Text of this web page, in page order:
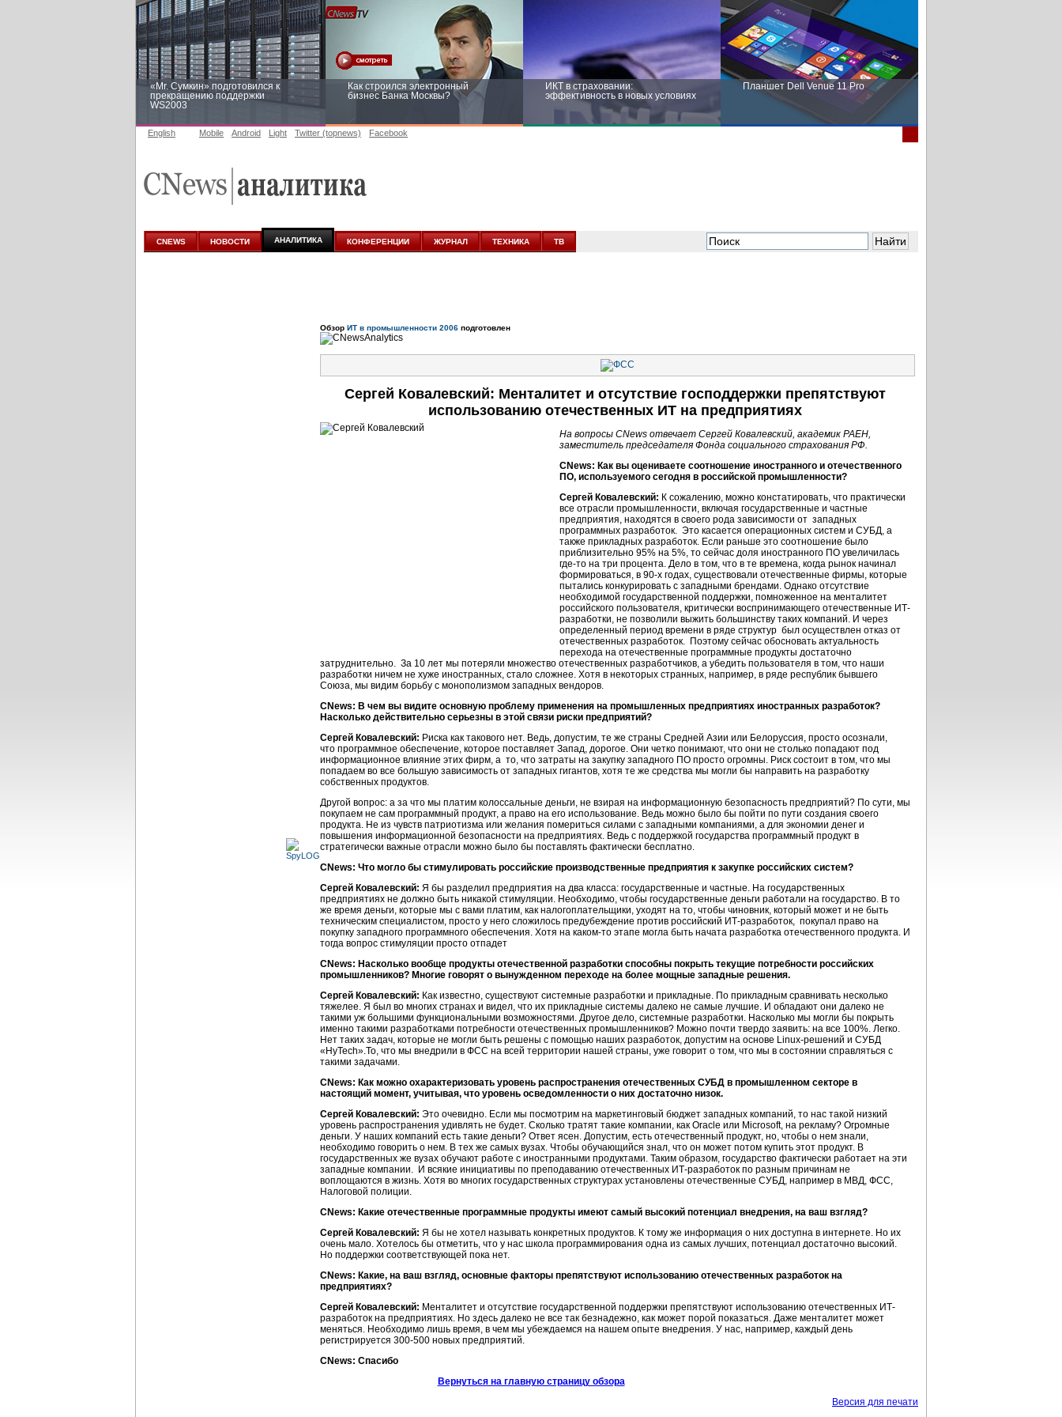
«Mr. Сумкин» подготовился к
прекращению поддержки
WS2003
Как строился электронный
бизнес Банка Москвы?
ИКТ в страховании:
эффективность в новых условиях
Планшет Dell Venue 11 Pro
аналитике
новых условиях
English Mobile Android Light Twitter (topnews) Facebook
CNEWS НОВОСТИ АНАЛИТИКА КОНФЕРЕНЦИИ ЖУРНАЛ ТЕХНИКА ТВ
Обзор ИТ в промышленности 2006 подготовлен
Сергей Ковалевский: Менталитет и отсутствие господдержки препятствуют
использованию отечественных ИТ на предприятиях
На вопросы CNews отвечает Сергей Ковалевский, академик РАЕН,
заместитель председателя Фонда социального страхования РФ.
CNews: Как вы оцениваете соотношение иностранного и отечественного
ПО, используемого сегодня в российской промышленности?
Сергей Ковалевский: К сожалению, можно констатировать, что практически
все отрасли промышленности, включая государственные и частные
предприятия, находятся в своего рода зависимости от западных
программных разработок. Это касается операционных систем и СУБД, а
также прикладных разработок. Если раньше это соотношение было
приблизительно 95% на 5%, то сейчас доля иностранного ПО увеличилась
где-то на три процента. Дело в том, что в те времена, когда рынок начинал
формироваться, в 90-х годах, существовали отечественные фирмы, которые
пытались конкурировать с западными брендами. Однако отсутствие
необходимой государственной поддержки, помноженное на менталитет
российского пользователя, критически воспринимающего отечественные ИТ-
разработки, не позволили выжить большинству таких компаний. И через
определенный период времени в ряде структур был осуществлен отказ от
отечественных разработок. Поэтому сейчас обосновать актуальность
перехода на отечественные программные продукты достаточно
затруднительно. За 10 лет мы потеряли множество отечественных разработчиков, а убедить пользователя в том, что наши
разработки ничем не хуже иностранных, стало сложнее. Хотя в некоторых странных, например, в ряде республик бывшего
Союза, мы видим борьбу с монополизмом западных вендоров.
CNews: В чем вы видите основную проблему применения на промышленных предприятиях иностранных разработок?
Насколько действительно серьезны в этой связи риски предприятий?
Сергей Ковалевский: Риска как такового нет. Ведь, допустим, те же страны Средней Азии или Белоруссия, просто осознали,
что программное обеспечение, которое поставляет Запад, дорогое. Они четко понимают, что они не столько попадают под
информационное влияние этих фирм, а то, что затраты на закупку западного ПО просто огромны. Риск состоит в том, что мы
попадаем во все большую зависимость от западных гигантов, хотя те же средства мы могли бы направить на разработку
собственных продуктов.
Другой вопрос: а за что мы платим колоссальные деньги, не взирая на информационную безопасность предприятий? По сути, мы
покупаем не сам программный продукт, а право на его использование. Ведь можно было бы пойти по пути создания своего
продукта. Не из чувств патриотизма или желания помериться силами с западными компаниями, а для экономии денег и
повышения информационной безопасности на предприятиях. Ведь с поддержкой государства программный продукт в
стратегически важные отрасли можно было бы поставлять фактически бесплатно.
CNews: Что могло бы стимулировать российские производственные предприятия к закупке российских систем?
Сергей Ковалевский: Я бы разделил предприятия на два класса: государственные и частные. На государственных
предприятиях не должно быть никакой стимуляции. Необходимо, чтобы государственные деньги работали на государство. В то
же время деньги, которые мы с вами платим, как налогоплательщики, уходят на то, чтобы чиновник, который может и не быть
техническим специалистом, просто у него сложилось предубеждение против российский ИТ-разработок, покупал право на
покупку западного программного обеспечения. Хотя на каком-то этапе могла быть начата разработка отечественного продукта. И
тогда вопрос стимуляции просто отпадет
CNews: Насколько вообще продукты отечественной разработки способны покрыть текущие потребности российских
промышленников? Многие говорят о вынужденном переходе на более мощные западные решения.
Сергей Ковалевский: Как известно, существуют системные разработки и прикладные. По прикладным сравнивать несколько
тяжелее. Я был во многих странах и видел, что их прикладные системы далеко не самые лучшие. И обладают они далеко не
такими уж большими функциональными возможностями. Другое дело, системные разработки. Насколько мы могли бы покрыть
именно такими разработками потребности отечественных промышленников? Можно почти твердо заявить: на все 100%. Легко.
Нет таких задач, которые не могли быть решены с помощью наших разработок, допустим на основе Linux-решений и СУБД
«HyTech».То, что мы внедрили в ФСС на всей территории нашей страны, уже говорит о том, что мы в состоянии справляться с
такими задачами.
CNews: Как можно охарактеризовать уровень распространения отечественных СУБД в промышленном секторе в
настоящий момент, учитывая, что уровень осведомленности о них достаточно низок.
Сергей Ковалевский: Это очевидно. Если мы посмотрим на маркетинговый бюджет западных компаний, то нас такой низкий
уровень распространения удивлять не будет. Сколько тратят такие компании, как Oracle или Microsoft, на рекламу? Огромные
деньги. У наших компаний есть такие деньги? Ответ ясен. Допустим, есть отечественный продукт, но, чтобы о нем знали,
необходимо говорить о нем. В тех же самых вузах. Чтобы обучающийся знал, что он может потом купить этот продукт. В
государственных же вузах обучают работе с иностранными продуктами. Таким образом, государство фактически работает на эти
западные компании. И всякие инициативы по преподаванию отечественных ИТ-разработок по разным причинам не
воплощаются в жизнь. Хотя во многих государственных структурах установлены отечественные СУБД, например в МВД, ФСС,
Налоговой полиции.
CNews: Какие отечественные программные продукты имеют самый высокий потенциал внедрения, на ваш взгляд?
Сергей Ковалевский: Я бы не хотел называть конкретных продуктов. К тому же информация о них доступна в интернете. Но их
очень мало. Хотелось бы отметить, что у нас школа программирования одна из самых лучших, потенциал достаточно высокий.
Но поддержки соответствующей пока нет.
CNews: Какие, на ваш взгляд, основные факторы препятствуют использованию отечественных разработок на
предприятиях?
Сергей Ковалевский: Менталитет и отсутствие государственной поддержки препятствуют использованию отечественных ИТ-
разработок на предприятиях. Но здесь далеко не все так безнадежно, как может порой показаться. Даже менталитет может
меняться. Необходимо лишь время, в чем мы убеждаемся на нашем опыте внедрения. У нас, например, каждый день
регистрируется 300-500 новых предприятий.
CNews: Спасибо
Вернуться на главную страницу обзора
Версия для печати